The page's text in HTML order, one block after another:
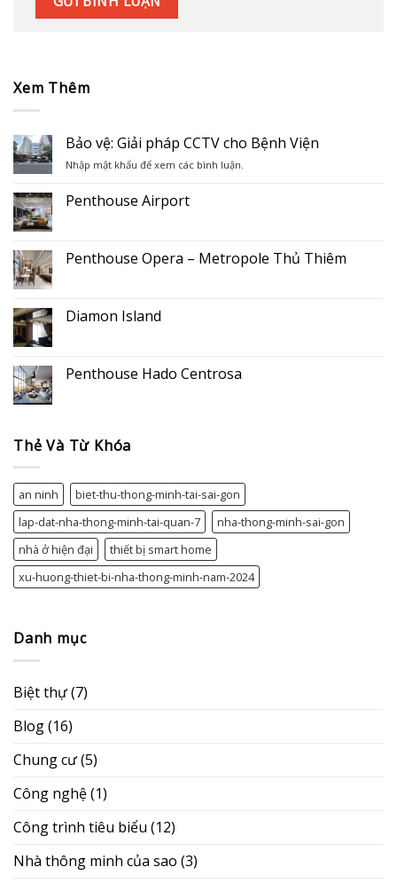
Xem Thêm
Bảo vệ: Giải pháp CCTV cho Bệnh Viện
Nhập mật khẩu để xem các bình luận.
Penthouse Airport
luận
ởPenthouse Opera – Metropole Thủ Thiêm
luận
ở
Metropole
Thủ
Diamon Island
luận
ởPenthouse Hado Centrosa
Penthouse
Thẻ Và Từ Khóa
an ninh
biet-thu-thong-minh-tai-sai-gon
lap-dat-nha-thong-minh-tai-quan-7
nha-thong-minh-sai-gon
nhà ở hiện đại
thiết bị smart home
xu-huong-thiet-bi-nha-thong-minh-nam-2024
Danh mục
Biệt thự(7)
Blog(16)
Chung cư(5)
Công nghệ(1)
Công trình tiêu biểu (12)
Nhà thông minh của sao (3)